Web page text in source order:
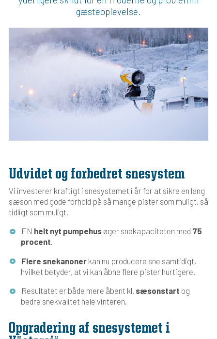
gæsteoplevelse.
Udvidet og forbedret snesystem
Vi investerer kraftigt i snesystemet i år for at sikre en lang
sæson med gode forhold på så mange pister som muligt, så
tidligt som muligt.
EN helt nyt pumpehusøger snekapaciteten med 75
procent.
Flere snekanonerkan nu producere sne samtidigt,
hvilket betyder, at vi kan åbne flere pister hurtigere.
Resultatet er både mere åbent kl. sæsonstart og
bedre snekvalitet hele vinteren.
Opgradering af snesystemet i